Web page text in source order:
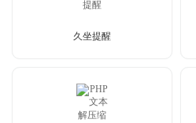
久坐提醒